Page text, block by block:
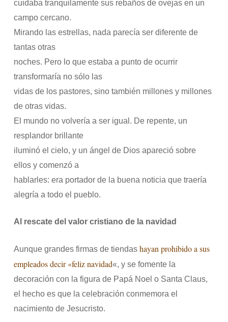
cuidaba tranquilamente sus rebaños de ovejas en un
campo cercano.
Mirando las estrellas, nada parecía ser diferente de
tantas otras
noches. Pero lo que estaba a punto de ocurrir
transformaría no sólo las
vidas de los pastores, sino también millones y millones
de otras vidas.
El mundo no volvería a ser igual. De repente, un
resplandor brillante
iluminó el cielo, y un ángel de Dios apareció sobre
ellos y comenzó a
hablarles: era portador de la buena noticia que traería
alegría a todo el pueblo.
Al rescate del valor cristiano de la navidad
Aunque grandes firmas de tiendas hayan prohibido a sus
empleados decir «feliz navidad«, y se fomente la
decoración con la figura de Papá Noel o Santa Claus,
el hecho es que la celebración conmemora el
nacimiento de Jesucristo.